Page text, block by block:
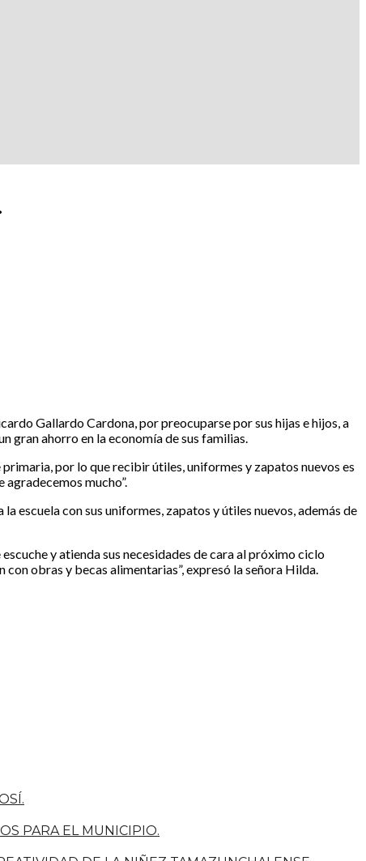
Gallardo Cardona, por preocuparse por sus hijas e hijos, a
gran ahorro en la economía de sus familias.
por lo que recibir útiles, uniformes y zapatos nuevos es
mucho”.
escuela con sus uniformes, zapatos y útiles nuevos, además de
y atienda sus necesidades de cara al próximo ciclo
obras y becas alimentarias”, expresó la señora Hilda.
PARA EL MUNICIPIO.